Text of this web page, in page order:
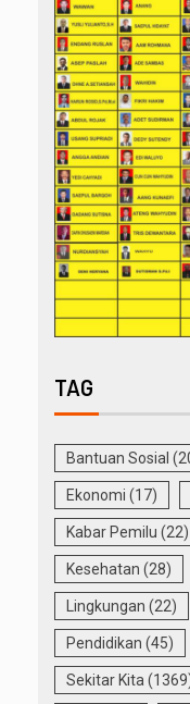
TAG
Bantuan Sosial
Ekonomi (17)
Kabar Pemilu (22)
Kesehatan (28)
Lingkungan (22)
Pendidikan (45)
Sekitar Kita